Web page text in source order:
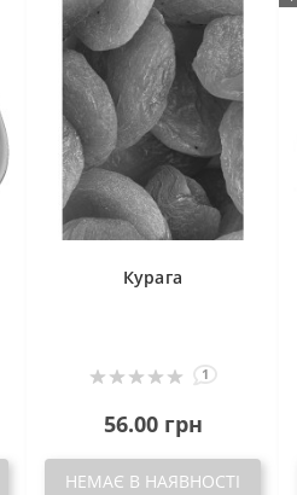
Курага
1
56.00 грн
НЕМАЄ В НАЯВНОСТІ